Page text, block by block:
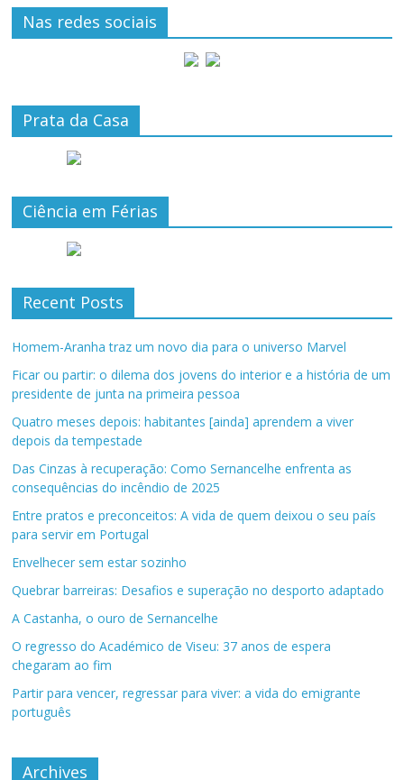
Nas redes sociais
Prata da Casa
Ciência em Férias
Recent Posts
Homem-Aranha traz um novo dia para o universo Marvel
Ficar ou partir: o dilema dos jovens do interior e a história de um
presidente de junta na primeira pessoa
Quatro meses depois: habitantes [ainda] aprendem a viver
depois da tempestade
Das Cinzas à recuperação: Como Sernancelhe enfrenta as
consequências do incêndio de 2025
Entre pratos e preconceitos: A vida de quem deixou o seu país
para servir em Portugal
Envelhecer sem estar sozinho
Quebrar barreiras: Desafios e superação no desporto adaptado
A Castanha, o ouro de Sernancelhe
O regresso do Académico de Viseu: 37 anos de espera
chegaram ao fim
Partir para vencer, regressar para viver: a vida do emigrante
português
Archives